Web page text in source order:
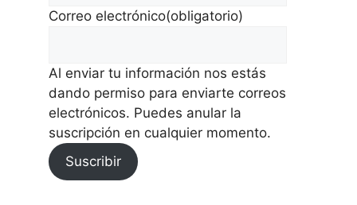
Correo electrónico(obligatorio)
Al enviar tu información nos estás
dando permiso para enviarte correos
electrónicos. Puedes anular la
suscripción en cualquier momento.
Suscribir